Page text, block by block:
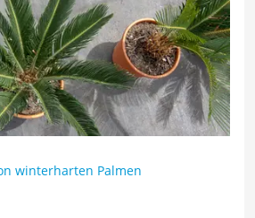
winterharten Palmen